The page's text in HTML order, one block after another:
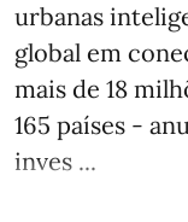
urbanas
global em
mais de 18
165 países -
inves ...